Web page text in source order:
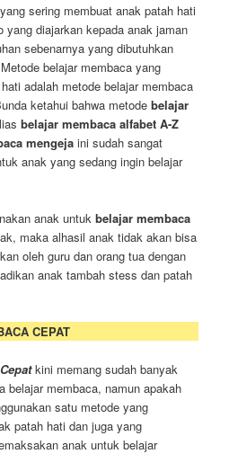
yang sering membuat anak patah hati
yang diajarkan kepada anak jaman
sebenarnya yang dibutuhkan
belajar membaca yang
adalah metode belajar membaca
ketahui bahwa metodebelajar
belajar membaca alfabet A-Z
mengeja ini sudah sangat
anak yang sedang ingin belajar
anak untukbelajar membaca
maka alhasil anak tidak akan bisa
oleh guru dan orang tua dengan
anak tambah stess dan patah
CEPAT
kini memang sudah banyak
belajar membaca, namun apakah
satu metode yang
patah hati dan juga yang
anak untuk belajar